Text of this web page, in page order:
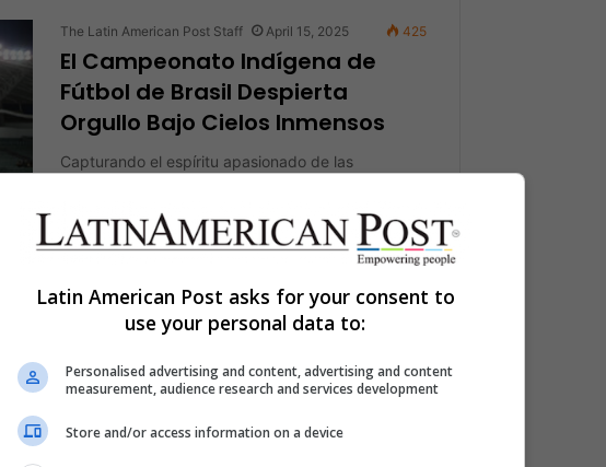
The Latin American Post Staff April 15, 2025 425
El Campeonato Indígena de
Fútbol de Brasil Despierta
Orgullo Bajo Cielos Inmensos
Capturando el espíritu apasionado de las
Campeonato Nacional Indígena de Fútbol concluyó
en Brasilia,…
Esta Bebida Natural
Sudamericana Funciona Como
Ozempic—Y Reduce el Riesgo de
Latin American Post asks for your consent to
use your personal data to:
Personalised advertising and content, advertising and content
measurement, audience research and services development
Store and/or access information on a device